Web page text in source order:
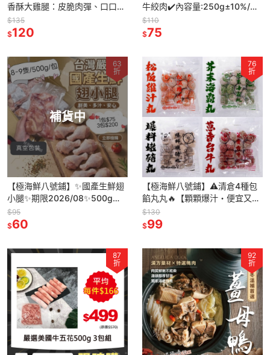
香酥大雞腿：皮脆肉彈、口口入
味，大人小孩都愛吃 🍱外酥內
嫩、肉質飽滿多汁 ✨經典美味
$135
$120
牛絞肉✔️內容量:250g±10%/包
，香氣足不油膩也不乾柴‼️
$110
$75
補貨中
63
折
【極海鮮八號鋪】✨國產生鮮翅
小腿✨期限2026/08✨500g
(8~9支/包)，肉質紮實，適合
煎、炸、烤等多元料理
$95
$60
76
折
【極海鮮八號鋪】⚠️清倉4種包
餡丸丸🔥【顆顆爆汁・便宜又好
吃】🔥一口咬下 👉 湯汁直接在
嘴巴炸開來
$130
$99
87
折
92
折